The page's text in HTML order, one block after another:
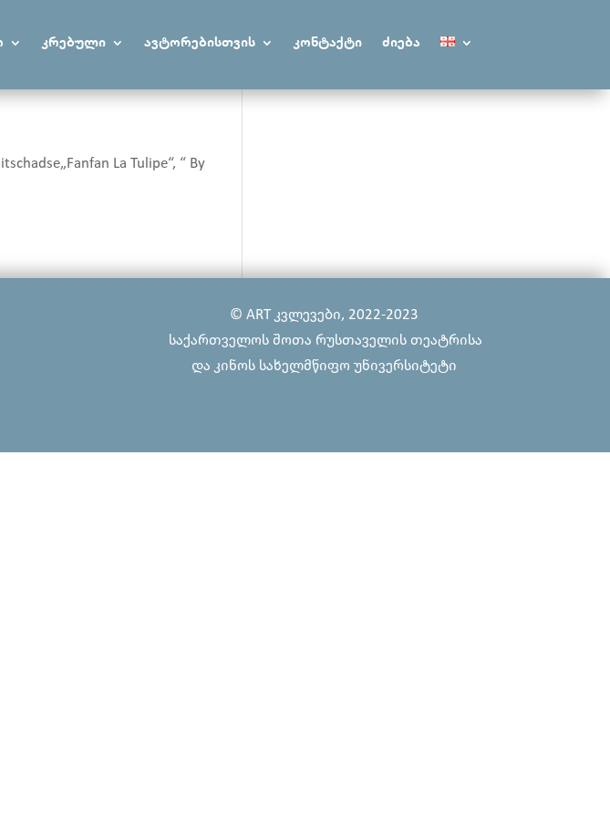
კრებული ავტორებისთვის კონტაქტი ძიება
La Tulipe“, “ By
© ART კვლევები, 2022-2023
საქართველოს შოთა რუსთაველის თეატრისა
და კინოს სახელმწიფო უნივერსიტეტი